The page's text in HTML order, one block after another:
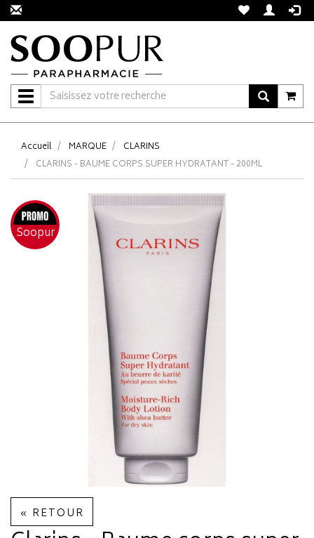
Navigation
Accueil MARQUE
CLARINS
CLARINS - BAUME CORPS SUPER HYDRATANT - 200ML
Soopur
« RETOUR